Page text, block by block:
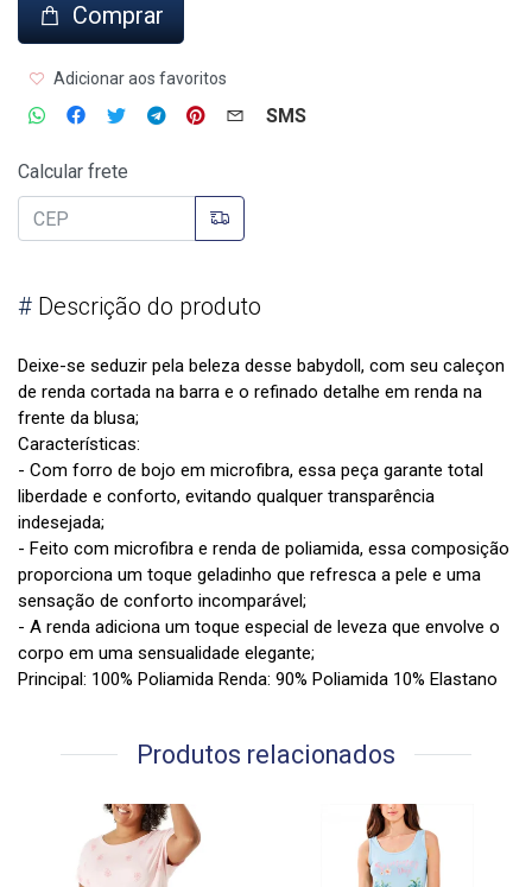
Comprar
Adicionar aos favoritos
SMS
Calcular frete
# Descrição do produto
Deixe-se seduzir pela beleza desse babydoll, com seu caleçon
de renda cortada na barra e o refinado detalhe em renda na
frente da blusa;
Características:
- Com forro de bojo em microfibra, essa peça garante total
liberdade e conforto, evitando qualquer transparência
indesejada;
- Feito com microfibra e renda de poliamida, essa composição
proporciona um toque geladinho que refresca a pele e uma
sensação de conforto incomparável;
- A renda adiciona um toque especial de leveza que envolve o
corpo em uma sensualidade elegante;
Principal: 100% Poliamida Renda: 90% Poliamida 10% Elastano
Produtos relacionados